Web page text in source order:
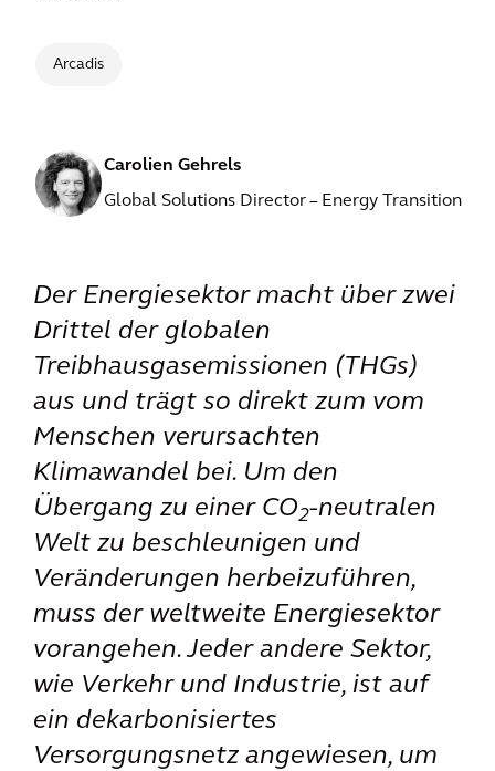
Arcadis
Carolien Gehrels
Global Solutions Director – Energy Transition
Der Energiesektor macht über zwei
Drittel der globalen
Treibhausgasemissionen (THGs)
aus und trägt so direkt zum vom
Menschen verursachten
Klimawandel bei. Um den
Übergang zu einer CO2-neutralen
Welt zu beschleunigen und
Veränderungen herbeizuführen,
muss der weltweite Energiesektor
vorangehen. Jeder andere Sektor,
wie Verkehr und Industrie, ist auf
ein dekarbonisiertes
Versorgungsnetz angewiesen, um